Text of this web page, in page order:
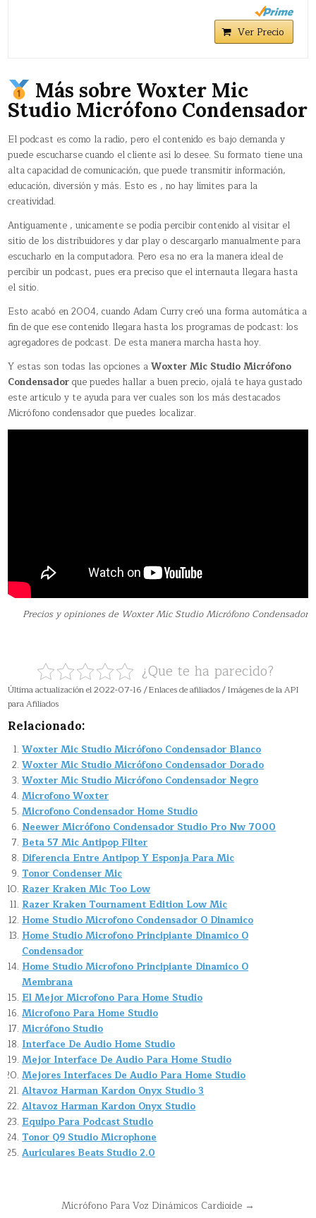
Ver Precio
Más sobre Woxter Mic
Studio Micrófono Condensador
El podcast es como la radio, pero el contenido es bajo demanda y
puede escucharse cuando el cliente así lo desee. Su formato tiene una
alta capacidad de comunicación, que puede transmitir información,
educación, diversión y más. Esto es , no hay límites para la
creatividad.
Antiguamente , unicamente se podía percibir contenido al visitar el
sitio de los distribuidores y dar play o descargarlo manualmente para
escucharlo en la computadora. Pero esa no era la manera ideal de
percibir un podcast, pues era preciso que el internauta llegara hasta
el sitio.
Esto acabó en 2004, cuando Adam Curry creó una forma automática a
fin de que ese contenido llegara hasta los programas de podcast: los
agregadores de podcast. De esta manera marcha hasta hoy.
Y estas son todas las opciones aWoxter Mic Studio Micrófono
Condensadorque puedes hallar a buen precio, ojalá te haya gustado
este articulo y te ayuda para ver cuales son los más destacados
Micrófono condensador que puedes localizar.
Precios y opiniones de Woxter Mic Studio Micrófono Condensador
¿Que te ha parecido?
Última actualización el 2022-07-16 / Enlaces de afiliados / Imágenes de la API
para Afiliados
Relacionado:
Woxter Mic Studio Micrófono Condensador Blanco
Woxter Mic Studio Micrófono Condensador Dorado
Woxter Mic Studio Micrófono Condensador Negro
Microfono Woxter
Microfono Condensador Home Studio
Neewer Micrófono Condensador Studio Pro Nw 7000
Beta 57 Mic Antipop Filter
Diferencia Entre Antipop Y Esponja Para Mic
Tonor Condenser Mic
Razer Kraken Mic Too Low
Razer Kraken Tournament Edition Low Mic
Home Studio Microfono Condensador O Dinamico
Home Studio Microfono Principiante Dinamico O
Condensador
Home Studio Microfono Principiante Dinamico O
Membrana
El Mejor Microfono Para Home Studio
Microfono Para Home Studio
Micrófono Studio
Interface De Audio Home Studio
Mejor Interface De Audio Para Home Studio
Mejores Interfaces De Audio Para Home Studio
Altavoz Harman Kardon Onyx Studio 3
Altavoz Harman Kardon Onyx Studio
Equipo Para Podcast Studio
Tonor Q9 Studio Microphone
Auriculares Beats Studio 2.0
Navegación
Micrófono Para Voz Dinámicos Cardioide →